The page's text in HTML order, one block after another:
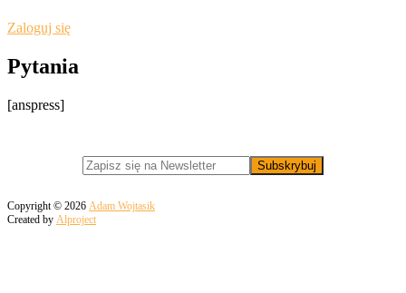
Zaloguj się
Pytania
[anspress]
Copyright © 2026 Adam Wojtasik
Created by Alproject